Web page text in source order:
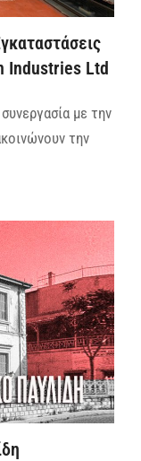
Industries Ltd
με την
την